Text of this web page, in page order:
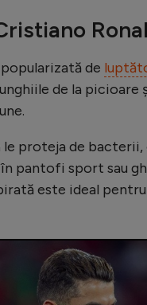
de
de la picioare
le proteja de
pantofi sport sau
este ideal